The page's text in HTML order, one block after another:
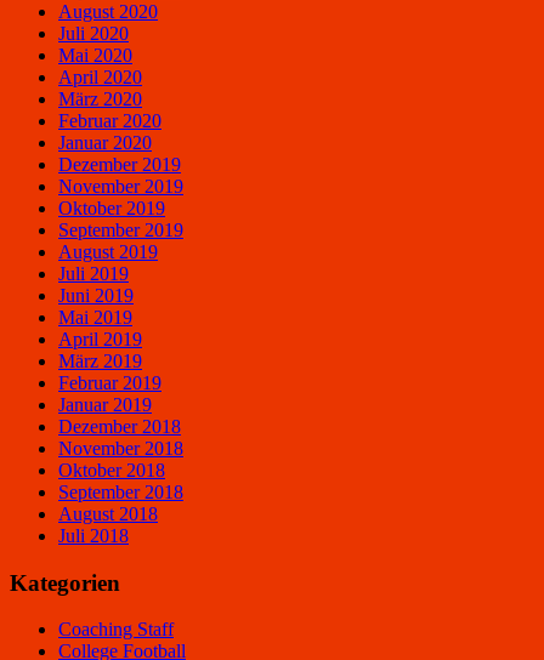
August 2020
Juli 2020
Mai 2020
April 2020
März 2020
Februar 2020
Januar 2020
Dezember 2019
November 2019
Oktober 2019
September 2019
August 2019
Juli 2019
Juni 2019
Mai 2019
April 2019
März 2019
Februar 2019
Januar 2019
Dezember 2018
November 2018
Oktober 2018
September 2018
August 2018
Juli 2018
Kategorien
Coaching Staff
College Football